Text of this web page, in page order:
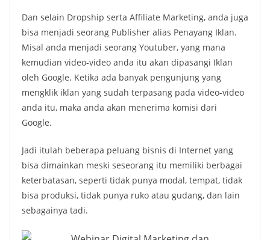
Dan selain Dropship serta Affiliate Marketing, anda juga
bisa menjadi seorang Publisher alias Penayang Iklan.
Misal anda menjadi seorang Youtuber, yang mana
kemudian video-video anda itu akan dipasangi Iklan
oleh Google. Ketika ada banyak pengunjung yang
mengklik iklan yang sudah terpasang pada video-video
anda itu, maka anda akan menerima komisi dari
Google.
Jadi itulah beberapa peluang bisnis di Internet yang
bisa dimainkan meski seseorang itu memiliki berbagai
keterbatasan, seperti tidak punya modal, tempat, tidak
bisa produksi, tidak punya ruko atau gudang, dan lain
sebagainya tadi.